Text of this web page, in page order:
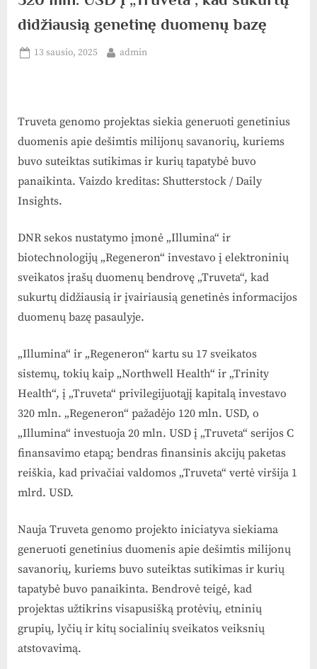
didžiausią genetinę duomenų bazę
Posted
13 sausio, 2025 By
admin
Truveta genomo projektas siekia generuoti genetinius
duomenis apie dešimtis milijonų savanorių, kuriems
buvo suteiktas sutikimas ir kurių tapatybė buvo
panaikinta. Vaizdo kreditas: Shutterstock / Daily
Insights.
DNR sekos nustatymo įmonė „Illumina“ ir
biotechnologijų „Regeneron“ investavo į elektroninių
sveikatos įrašų duomenų bendrovę „Truveta“, kad
sukurtų didžiausią ir įvairiausią genetinės informacijos
duomenų bazę pasaulyje.
„Illumina“ ir „Regeneron“ kartu su 17 sveikatos
sistemų, tokių kaip „Northwell Health“ ir „Trinity
Health“, į „Truveta“ privilegijuotąjį kapitalą investavo
320 mln. „Regeneron“ pažadėjo 120 mln. USD, o
„Illumina“ investuoja 20 mln. USD į „Truveta“ serijos C
finansavimo etapą; bendras finansinis akcijų paketas
reiškia, kad privačiai valdomos „Truveta“ vertė viršija 1
mlrd. USD.
Nauja Truveta genomo projekto iniciatyva siekiama
generuoti genetinius duomenis apie dešimtis milijonų
savanorių, kuriems buvo suteiktas sutikimas ir kurių
tapatybė buvo panaikinta. Bendrovė teigė, kad
projektas užtikrins visapusišką protėvių, etninių
grupių, lyčių ir kitų socialinių sveikatos veiksnių
atstovavimą.